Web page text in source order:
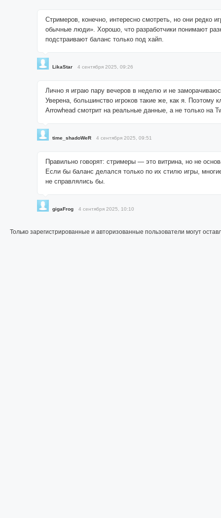
Стримеров, конечно, интересно смотреть, но они редко
обычные люди». Хорошо, что разработчики понимают
подстраивают баланс только под хайп.
LikaStar 4 сентября 2025, 09:26
Лично я играю пару вечеров в неделю и не
Уверена, большинство игроков такие же, как я. Поэтому
Arrowhead смотрит на реальные данные, а не только на
time_shadoWeR 4 сентября 2025, 09:51
Правильно говорят: стримеры — это витрина, но не
Если бы баланс делался только по их стилю игры,
не справлялись бы.
gigaFrog 4 сентября 2025, 10:10
Только зарегистрированные и авторизованные пользователи могут